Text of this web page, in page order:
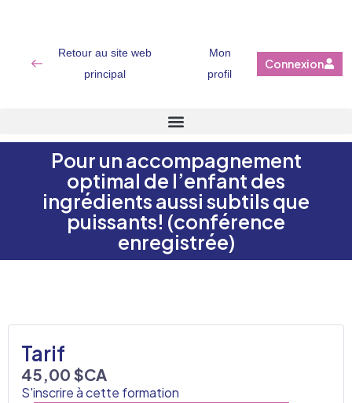
Retour au site web
principal
Mon
profil
Connexion
Pour un accompagnement
optimal de l’enfant des
ingrédients aussi subtils que
puissants! (conférence
enregistrée)
Tarif
45,00 $CA
S'inscrire à cette formation